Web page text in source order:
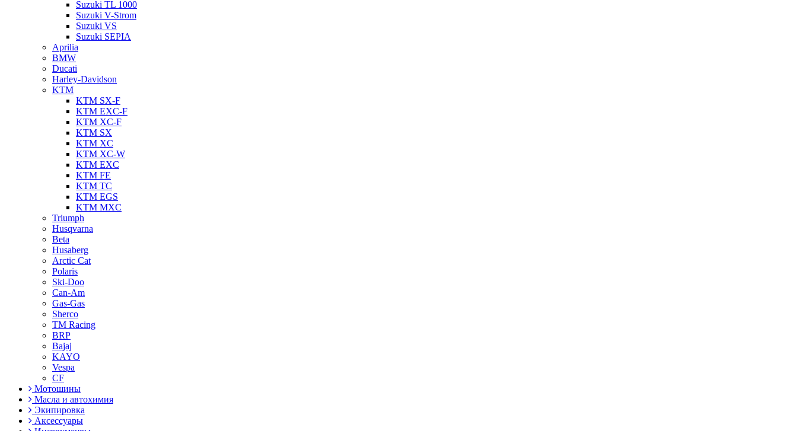
Suzuki TL 1000
Suzuki V-Strom
Suzuki VS
Suzuki SEPIA
Aprilia
BMW
Ducati
Harley-Davidson
KTM
KTM SX-F
KTM EXC-F
KTM XC-F
KTM SX
KTM XC
KTM XC-W
KTM EXC
KTM FE
KTM TC
KTM EGS
KTM MXC
Triumph
Husqvarna
Beta
Husaberg
Arctic Cat
Polaris
Ski-Doo
Can-Am
Gas-Gas
Sherco
TM Racing
BRP
Bajaj
KAYO
Vespa
CF
Мотошины
Масла и автохимия
Экипировка
Аксессуары